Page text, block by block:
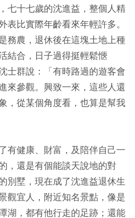
七十七歲的沈進益，整個人精
表比實際年齡看來年輕許多。
務農，退休後在這塊土地上種
結合，日子過得挺輕鬆愜
士群說：「有時路過的遊客會
來參觀。興致一來，這些人還
，從某個角度看，也算是幫我
有健康、財富，及陪伴自己一
，還是有個能談天說地的對
別墅，現在成了沈進益退休生
觀宜人，附近知名景點，像是
湖，都有他行走的足跡；還能